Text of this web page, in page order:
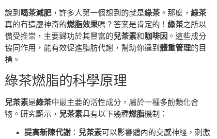
說到 喝茶減肥 ，許多人第一個想到的就是綠茶。那麼， 綠茶
真的有這麼神奇的燃脂效果嗎？答案是肯定的！ 綠茶之所以
備受推崇，主要歸功於其豐富的兒茶素和 咖啡因 。這些成分
協同作用，能有效促進脂肪代謝，幫助你達到 體重管理的目
標。
綠茶燃脂的科學原理
兒茶素是綠茶中最主要的活性成分，屬於一種多酚類化合
物。研究顯示， 兒茶素具有以下幾種燃脂機制：
提高新陳代謝 ： 兒茶素可以影響體內的交感神經，刺激